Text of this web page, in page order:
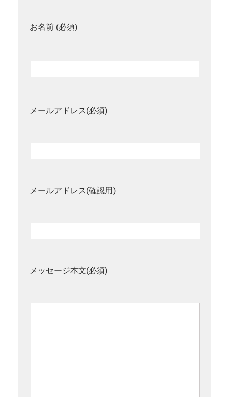
お名前 (必須)
メールアドレス(必須)
メールアドレス(確認用)
メッセージ本文(必須)